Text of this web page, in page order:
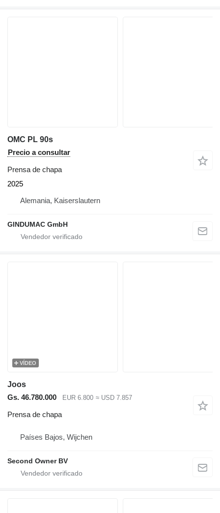
OMC PL 90s
Precio a consultar
Prensa de chapa
2025
Alemania, Kaiserslautern
GINDUMAC GmbH
VÍDEO
Joos
Gs. 46.780.000
EUR 6.800 ≈ USD 7.857
Prensa de chapa
Países Bajos, Wijchen
Second Owner BV